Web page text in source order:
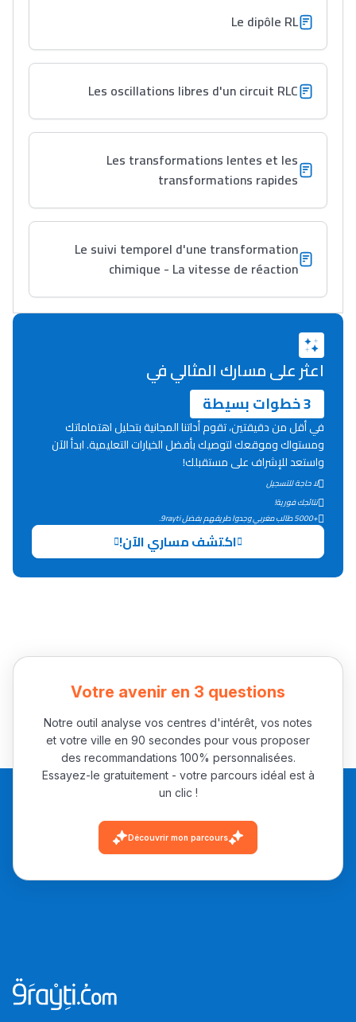
Lycée Maroc
Collège au Maroc
التعليم الثانوي الإعدادي
Post-Bac
Interviews/Vidéos
+ de 89 Interviews/Vidéos
دليل المهن
ما يزيد عن 149 مهنة
دليل التوجيه
التوجيه بالثانوي و الإعدادي
يلقاو التوازن من الدّاخل
ومن الخارج، بشرى
أمسكين بنات مسارها
خطوة بخطوة - مترجم
القراية و الخدمة فمجال
تقويم البصر مع المختصّة
مسار عبد العزيز فتيشي،
المبدع فمجال الديكور و
Le dipôle RL
Les oscillations libres d'un circuit RLC
Les transformations lentes et les
transformations rapides
Le suivi temporel d'une transformation
chimique - La vitesse de réaction
اعثر على مسارك المثالي في
3 خطوات بسيطة
في أقل من دقيقتين، تقوم أداتنا المجانية بتحليل اهتماماتك
ومستواك وموقعك لتوصيك بأفضل الخيارات التعليمية. ابدأ الآن
واستعد للإشراف على مستقبلك!
لا حاجة للتسجيل
نتائجك فورية!
+5000 طالب مغربي وجدوا طريقهم بفضل 9rayti.
اكتشف مساري الآن!
Votre avenir en 3 questions
Notre outil analyse vos centres d'intérêt, vos notes
et votre ville en 90 secondes pour vous proposer
des recommandations 100% personnalisées.
Essayez-le gratuitement - votre parcours idéal est à
un clic !
Découvrir mon parcours